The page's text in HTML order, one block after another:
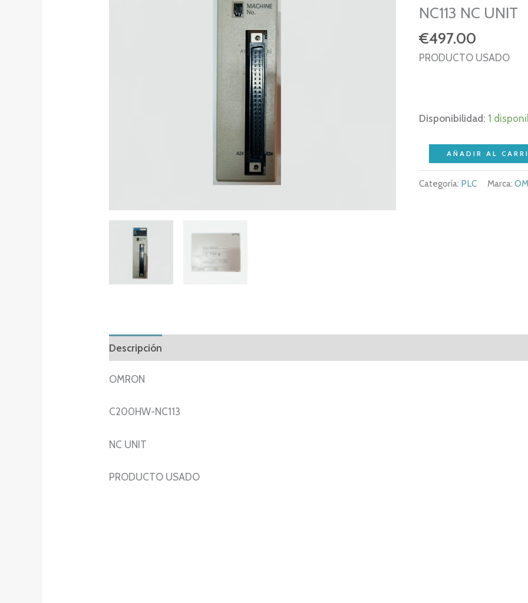
NC113 NC UNIT
€497.00
PRODUCTO USADO
Disponibilidad: 1
OMRON
C200HW-
NC113
AÑADIR AL
Categoría: PLC Marca:
Descripción
OMRON
C200HW-NC113
NC UNIT
PRODUCTO USADO